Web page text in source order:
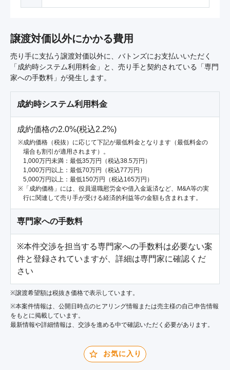
譲渡対価以外にかかる費用
売り手に支払う譲渡対価以外に、バトンズにお支払いいただく
「成約時システム利用料金」と、売り手と契約されている「専門
家への手数料」が発生します。
成約時システム利用料金
成約価格の2.0%(税込2.2%)
成約価格（税抜）に応じて下記が最低料金となります（最低料金の
場合も割引が適用されます）。
1,000万円未満：最低35万円（税込38.5万円）
1,000万円以上：最低70万円（税込77万円）
5,000万円以上：最低150万円（税込165万円）
「成約価格」には、役員退職慰労金や借入金返済など、M&A等の実
行に関連して売り手が受ける経済的利益等の金額も含まれます。
専門家への手数料
※本件交渉を担当する専門家への手数料は必要ない案
件と登録されていますが、詳細は専門家に確認くだ
さい
※譲渡希望額は税抜き価格で表示しています。
※本案件情報は、公開日時点のヒアリング情報または売主様の自己申告情報
をもとに掲載しています。
最新情報や詳細情報は、交渉を進める中で確認いただく必要があります。
お気に入り